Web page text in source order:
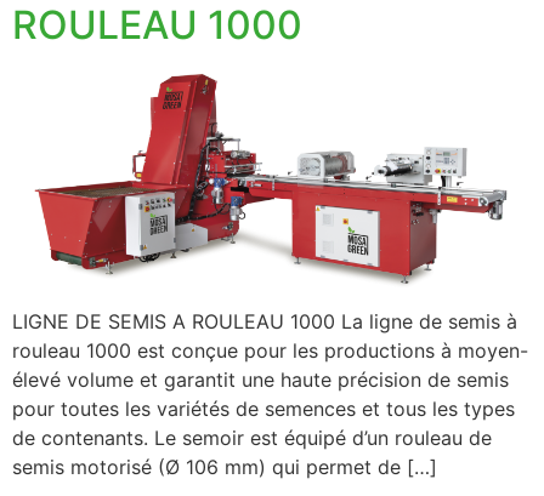
ROULEAU 1000
LIGNE DE SEMIS A ROULEAU 1000 La ligne de semis à
rouleau 1000 est conçue pour les productions à moyen-
élevé volume et garantit une haute précision de semis
pour toutes les variétés de semences et tous les types
de contenants. Le semoir est équipé d’un rouleau de
semis motorisé (Ø 106 mm) qui permet de […]